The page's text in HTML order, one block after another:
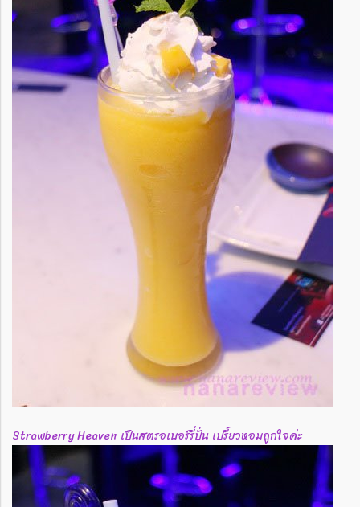
Strawberry Heaven เป็นสตรอเบอร์รี่ปั่น เปรี้ยวหอมถูกใจค่ะ